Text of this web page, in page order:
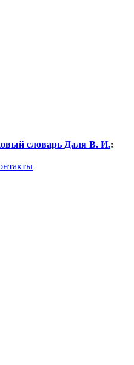
словарь Даля В. И.: